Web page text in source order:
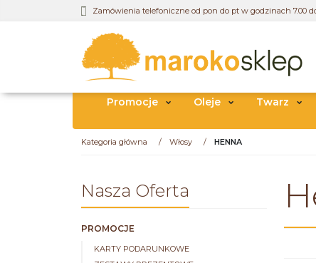
Zamówienia telefoniczne od pon do pt w godzinach 7.00 do
Promocje Oleje Twarz
Kategoria główna / Włosy / HENNA
Nasza Oferta
PROMOCJE
KARTY PODARUNKOWE